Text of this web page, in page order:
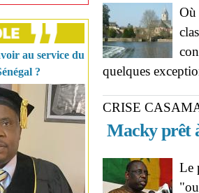
au service du
?
Où
quelques
CRISE
Macky prêt
Le